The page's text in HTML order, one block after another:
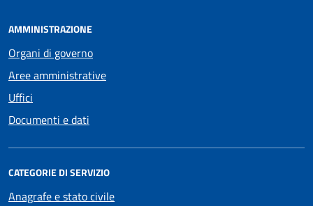
AMMINISTRAZIONE
Organi di governo
Aree amministrative
Uffici
Documenti e dati
CATEGORIE DI SERVIZIO
Anagrafe e stato civile